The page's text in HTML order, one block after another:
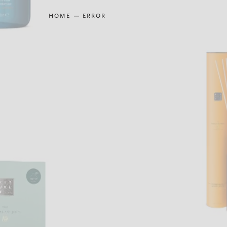
HOME ERROR